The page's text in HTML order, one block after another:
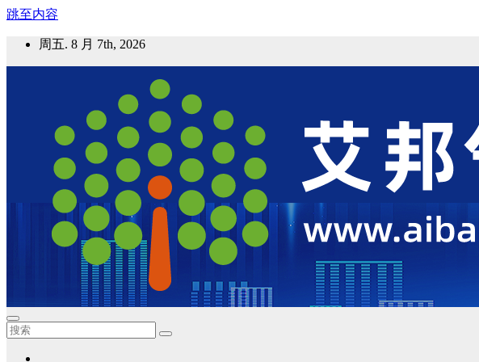
跳至内容
周五. 8 月 7th, 2026
艾邦气凝胶论坛
气凝胶材料及应用，产业链动态；气凝胶在新能源如锂电、储能等上的应用资讯分享